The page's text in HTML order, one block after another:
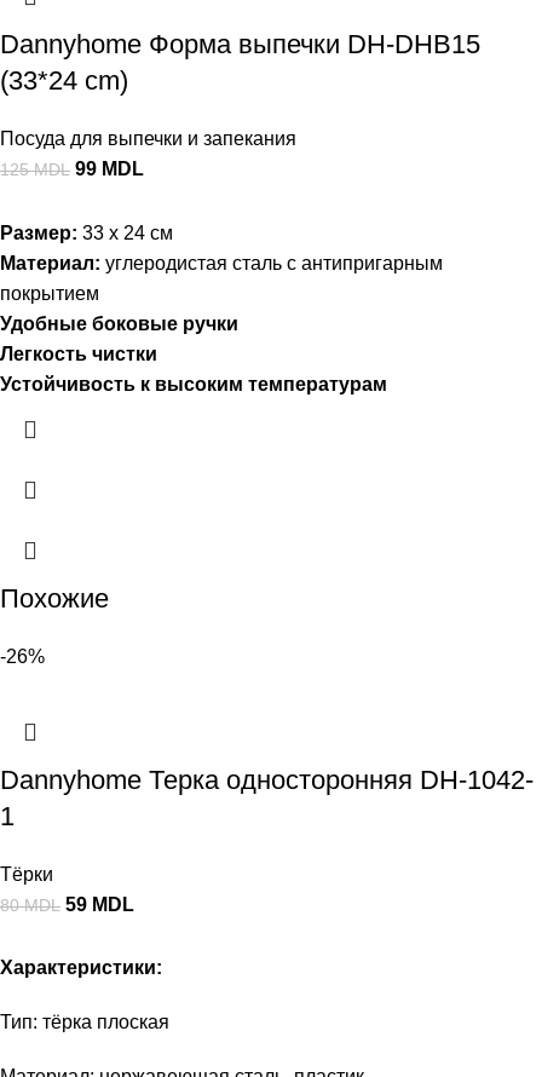
Dannyhome Форма выпечки DH-DHB15
(33*24 cm)
Посуда для выпечки и запекания
125MDL 99 MDL
Размер: 33 x 24 см
Материал: углеродистая сталь с антипригарным
покрытием
Удобные боковые ручки
Легкость чистки
Устойчивость к высоким температурам
Похожие
-26%
Dannyhome Терка односторонняя DH-1042-
1
Тёрки
80MDL 59 MDL
Характеристики:
Тип: тёрка плоская